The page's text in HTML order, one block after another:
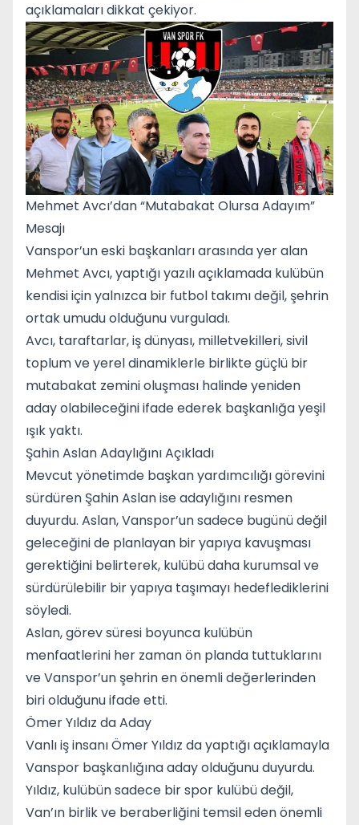
açıklamaları dikkat çekiyor.
Mehmet Avcı’dan “Mutabakat Olursa Adayım”
Mesajı
Vanspor’un eski başkanları arasında yer alan
Mehmet Avcı, yaptığı yazılı açıklamada kulübün
kendisi için yalnızca bir futbol takımı değil, şehrin
ortak umudu olduğunu vurguladı.
Avcı, taraftarlar, iş dünyası, milletvekilleri, sivil
toplum ve yerel dinamiklerle birlikte güçlü bir
mutabakat zemini oluşması halinde yeniden
aday olabileceğini ifade ederek başkanlığa yeşil
ışık yaktı.
Şahin Aslan Adaylığını Açıkladı
Mevcut yönetimde başkan yardımcılığı görevini
sürdüren Şahin Aslan ise adaylığını resmen
duyurdu. Aslan, Vanspor’un sadece bugünü değil
geleceğini de planlayan bir yapıya kavuşması
gerektiğini belirterek, kulübü daha kurumsal ve
sürdürülebilir bir yapıya taşımayı hedeflediklerini
söyledi.
Aslan, görev süresi boyunca kulübün
menfaatlerini her zaman ön planda tuttuklarını
ve Vanspor’un şehrin en önemli değerlerinden
biri olduğunu ifade etti.
Ömer Yıldız da Aday
Vanlı iş insanı Ömer Yıldız da yaptığı açıklamayla
Vanspor başkanlığına aday olduğunu duyurdu.
Yıldız, kulübün sadece bir spor kulübü değil,
Van’ın birlik ve beraberliğini temsil eden önemli